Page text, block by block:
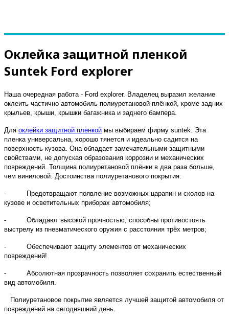
Оклейка защитной пленкой
Suntek Ford explorer
Наша очередная работа - Ford explorer. Владелец выразил желание
оклеить частично автомобиль полиуретановой плёнкой, кроме задних
крыльев, крыши, крышки багажника и заднего бампера.
Для оклейки защитной пленкой мы выбираем фирму suntek. Эта
пленка универсальна, хорошо тянется и идеально садится на
поверхность кузова. Она обладает замечательными защитными
свойствами, не допуская образования коррозии и механических
повреждений. Толщина полиуретановой плёнки в два раза больше,
чем виниловой. Достоинства полиуретанового покрытия:
- Предотвращают появление возможных царапин и сколов на
кузове и осветительных приборах автомобиля;
- Обладают высокой прочностью, способны противостоять
выстрелу из пневматического оружия с расстояния трёх метров;
- Обеспечивают защиту элементов от механических
повреждений!
- Абсолютная прозрачность позволяет сохранить естественный
вид автомобиля.
Полиуретановое покрытие является лучшей защитой автомобиля от
повреждений на сегодняшний день.